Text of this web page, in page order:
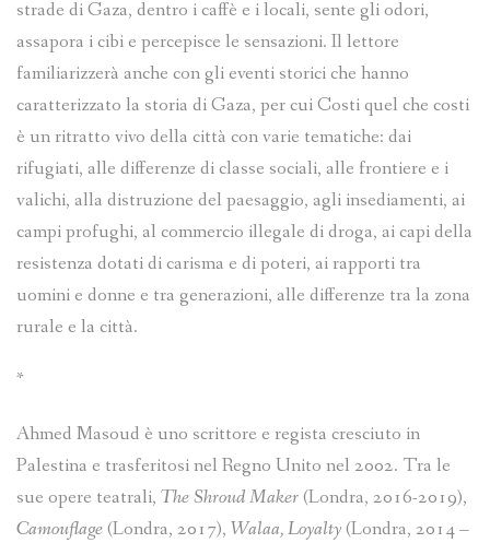
strade di Gaza, dentro i caffè e i locali, sente gli odori,
assapora i cibi e percepisce le sensazioni. Il lettore
familiarizzerà anche con gli eventi storici che hanno
caratterizzato la storia di Gaza, per cui Costi quel che costi
è un ritratto vivo della città con varie tematiche: dai
rifugiati, alle differenze di classe sociali, alle frontiere e i
valichi, alla distruzione del paesaggio, agli insediamenti, ai
campi profughi, al commercio illegale di droga, ai capi della
resistenza dotati di carisma e di poteri, ai rapporti tra
uomini e donne e tra generazioni, alle differenze tra la zona
rurale e la città.
*
Ahmed Masoud è uno scrittore e regista cresciuto in
Palestina e trasferitosi nel Regno Unito nel 2002. Tra le
sue opere teatrali, The Shroud Maker(Londra, 2016-2019),
Camouflage(Londra, 2017), Walaa, Loyalty(Londra, 2014 –